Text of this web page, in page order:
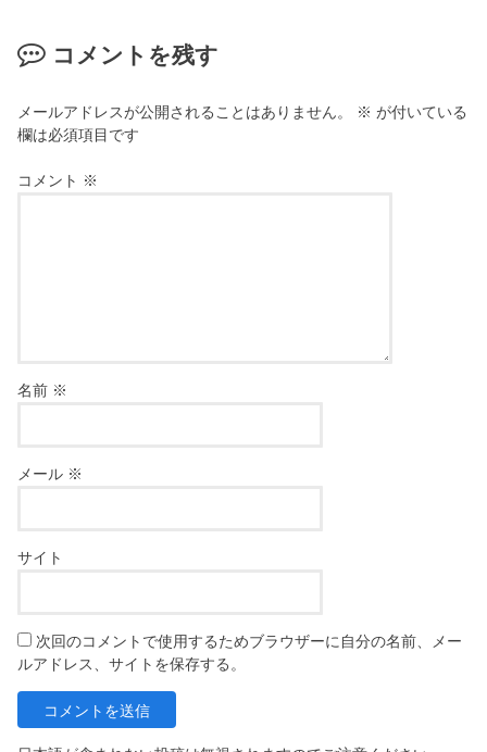
コメントを残す
メールアドレスが公開されることはありません。 ※ が付いている
欄は必須項目です
コメント ※
名前 ※
メール ※
サイト
次回のコメントで使用するためブラウザーに自分の名前、メー
ルアドレス、サイトを保存する。